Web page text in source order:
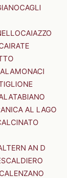
CAGLI
CAIAZZO
AL LAGO
AN D
CALDIERO
CALENZANO